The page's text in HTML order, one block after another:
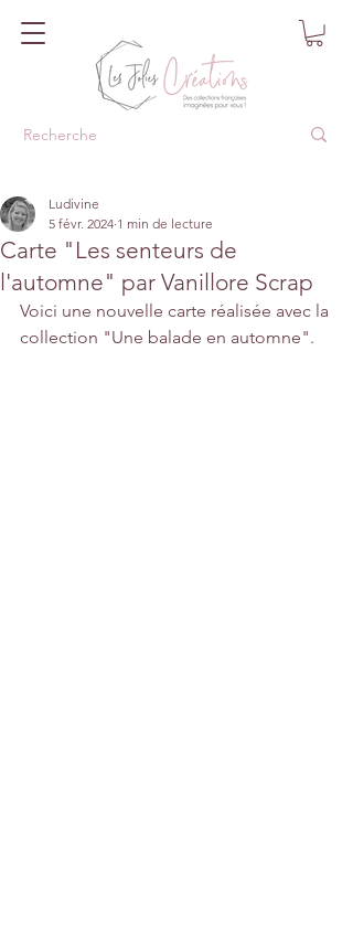
Carte "Les senteurs de
l'automne" par Vanillore Scrap
Ludivine
5 févr. 2024 1 min de lecture
Voici une nouvelle carte réalisée avec la
collection "Une balade en automne".